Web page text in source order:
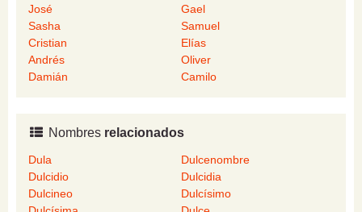
José
Gael
Sasha
Samuel
Cristian
Elías
Andrés
Oliver
Damián
Camilo
Nombres relacionados
Dula
Dulcenombre
Dulcidio
Dulcidia
Dulcineo
Dulcísimo